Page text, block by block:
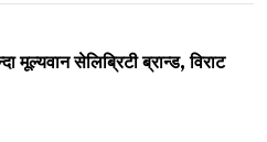
मूल्यवान सेलिब्रिटी ब्रान्ड, विराट